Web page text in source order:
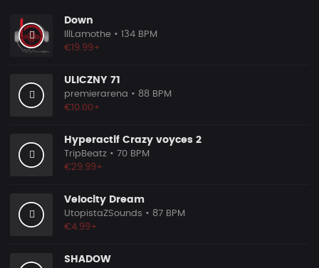
Down
IllLamothe • 134 BPM
€19.99+
ULICZNY 71
premierarena • 88 BPM
€10.00+
Hyperactif Crazy voyces 2
TripBeatz • 70 BPM
€29.99+
Velocity Dream
UtopistaZSounds • 87 BPM
€4.99+
SHADOW